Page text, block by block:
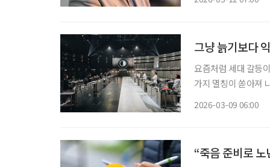
그냥 늙기보다
요즘처럼 세대 갈등
가지 멸칭이 쏟아져
2026-03-09 06:00
“죽음 준비로